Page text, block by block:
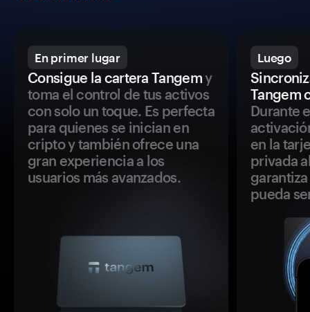
En primer lugar
Consigue la cartera Tangemy
toma el control de tus activos
con solo un toque. Es perfecta
para quienes se inician en
cripto y también ofrece una
gran experiencia a los
usuarios más avanzados.
Luego
Tangem
Durante
en la
privada
pueda